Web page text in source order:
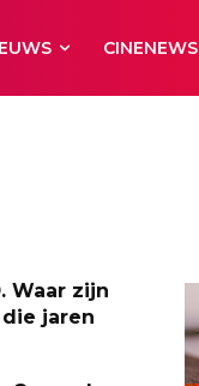
CINENEWS
Waar zijn
jaren